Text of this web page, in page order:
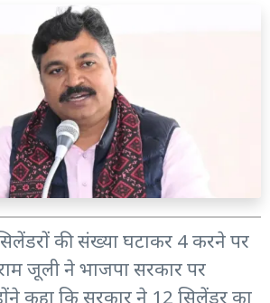
की संख्या घटाकर 4 करने पर
जूली ने भाजपा सरकार पर
कहा कि सरकार ने 12 सिलेंडर का